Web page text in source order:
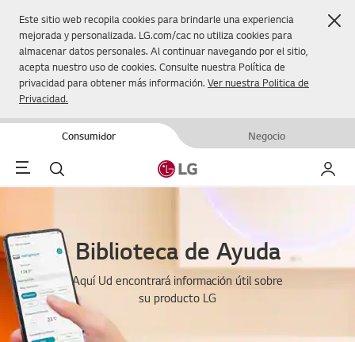
Este sitio web recopila cookies para brindarle una experiencia
mejorada y personalizada. LG.com/cac no utiliza cookies para
almacenar datos personales. Al continuar navegando por el sitio,
acepta nuestro uso de cookies. Consulte nuestra Política de
privacidad para obtener más información. Ver nuestra Politica de
Privacidad.
Consumidor Negocio
Menu Buscar Mi LG
Biblioteca de Ayuda
Aquí Ud encontrará información útil sobre
su producto LG